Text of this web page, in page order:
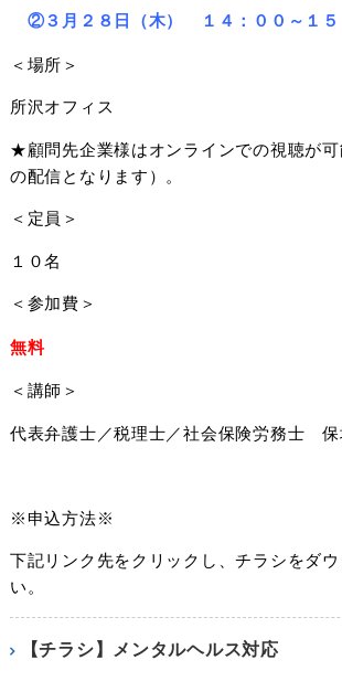
②３月２８日（木） １４：００～１５
＜場所＞
所沢オフィス
★顧問先企業様はオンラインでの視聴が
の配信となります）。
＜定員＞
１０名
＜参加費＞
無料
＜講師＞
代表弁護士／税理士／社会保険労務士 保
※申込方法※
下記リンク先をクリックし、チラシをダウ
い。
【チラシ】メンタルヘルス対応